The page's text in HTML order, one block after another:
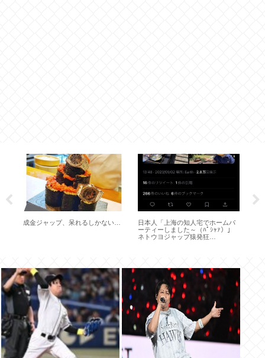
成金ジャップ、呆れるしかない…
日本人「上海の知人宅でホームパ
ーティーしました～（ﾊﾟｼｬｧ）」
ネトウヨジャップ猿発狂